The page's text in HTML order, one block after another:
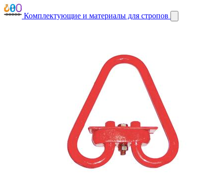
Комплектующие и материалы для стропов